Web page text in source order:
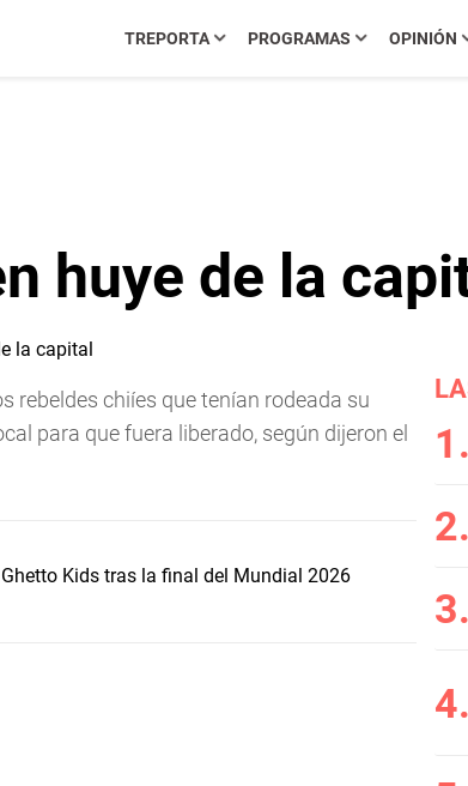
TREPORTA PROGRAMAS OPINIÓN
huye de la
rebeldes chiíes que tenían rodeada su
para que fuera liberado, según dijeron el
Kids tras la final del Mundial 2026